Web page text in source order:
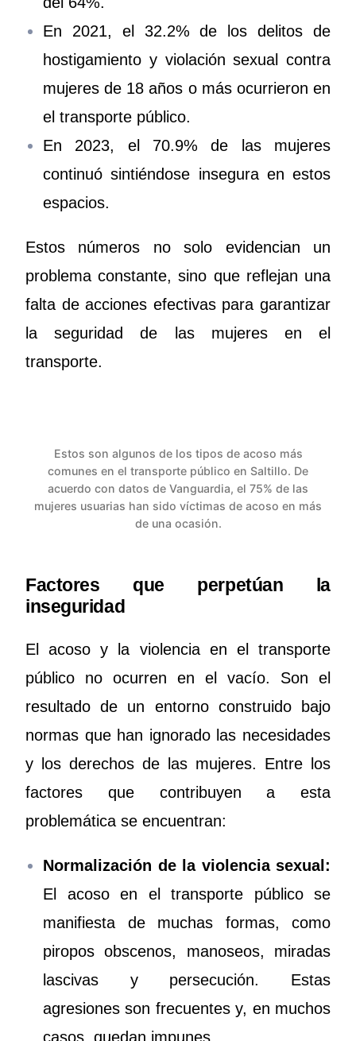
En 2021, el 32.2% de los delitos de
hostigamiento y violación sexual contra
mujeres de 18 años o más ocurrieron en
el transporte público.
En 2023, el 70.9% de las mujeres
continuó sintiéndose insegura en estos
espacios.
Estos números no solo evidencian un
problema constante, sino que reflejan una
falta de acciones efectivas para garantizar
la seguridad de las mujeres en el
transporte.
Estos son algunos de los tipos de acoso más
comunes en el transporte público en Saltillo. De
acuerdo con datos de Vanguardia, el 75% de las
mujeres usuarias han sido víctimas de acoso en más
de una ocasión.
Factores que perpetúan la
inseguridad
El acoso y la violencia en el transporte
público no ocurren en el vacío. Son el
resultado de un entorno construido bajo
normas que han ignorado las necesidades
y los derechos de las mujeres. Entre los
factores que contribuyen a esta
problemática se encuentran:
Normalización de la violencia sexual:
El acoso en el transporte público se
manifiesta de muchas formas, como
piropos obscenos, manoseos, miradas
lascivas y persecución. Estas
agresiones son frecuentes y, en muchos
casos, quedan impunes.